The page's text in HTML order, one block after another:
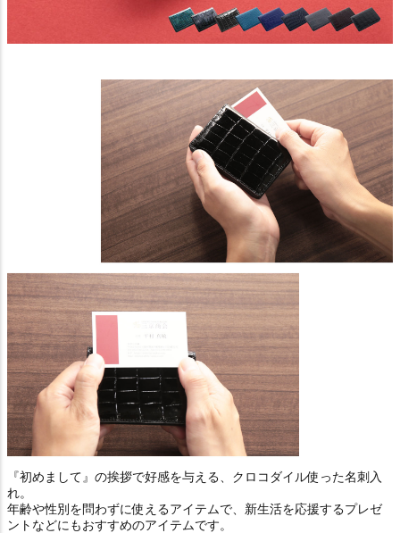
『初めまして』の挨拶で好感を与える、クロコダイル使った名刺入
れ。
年齢や性別を問わずに使えるアイテムで、新生活を応援するプレゼ
ントなどにもおすすめのアイテムです。